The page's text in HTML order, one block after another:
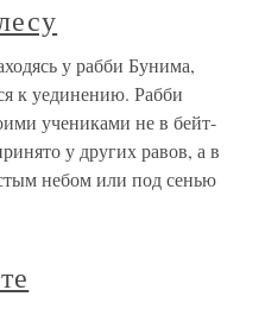
у рабби Бунима,
к уединению. Рабби
учениками не в бейт-
у других равов, а в
небом или под сенью